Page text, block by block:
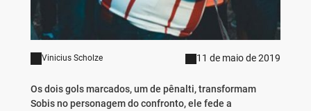
Vinicius Scholze 11 de maio de 2019
Os dois gols marcados, um de pênalti, transformam
Sobis no personagem do confronto, ele fede a